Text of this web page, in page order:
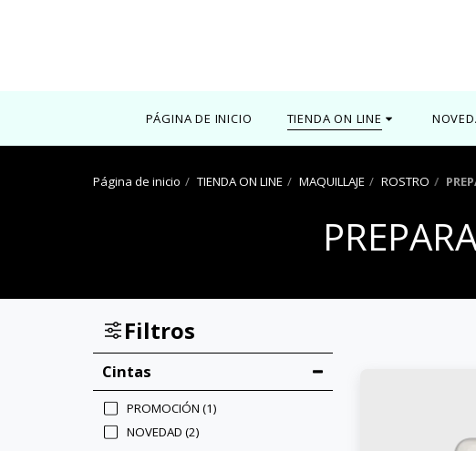
PÁGINA DE INICIO TIENDA ON LINE
Página de inicio TIENDA ON LINE MAQUILLAJE ROSTRO
Filtros
Cintas
PROMOCIÓN (1)
NOVEDAD (2)